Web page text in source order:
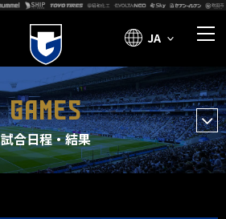
JA
GAMES
試合日程・結果